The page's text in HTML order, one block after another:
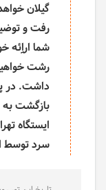
گیلان
رفت و
شما اراِِئه
رشت
داشت. در
ایستگاه
سرد توسط